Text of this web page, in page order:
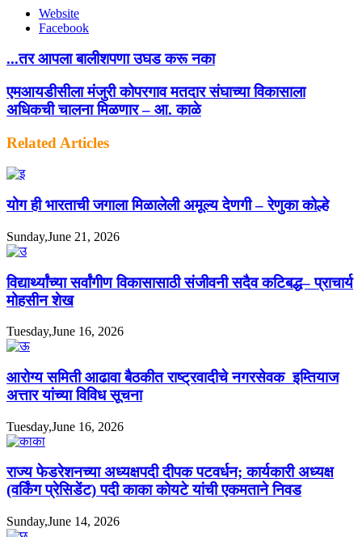
Website
Facebook
...तर आपला बालीशपणा उघड करू नका
एमआयडीसीला मंजुरी कोपरगाव मतदार संघाच्या विकासाला
अधिकची चालना मिळणार – आ. काळे
Related Articles
योग ही भारताची जगाला मिळालेली अमूल्य देणगी – रेणुका कोल्हे
Sunday,June 21, 2026
विद्यार्थ्यांच्या सर्वांगीण विकासासाठी संजीवनी सदैव कटिबद्ध– प्राचार्य
मोहसीन शेख
Tuesday,June 16, 2026
आरोग्य समिती आढावा बैठकीत राष्ट्रवादीचे नगरसेवक इम्तियाज
अत्तार यांच्या विविध सूचना
Tuesday,June 16, 2026
राज्य फेडरेशनच्या अध्यक्षपदी दीपक पटवर्धन; कार्यकारी अध्यक्ष
(वर्किंग प्रेसिडेंट) पदी काका कोयटे यांची एकमताने निवड
Sunday,June 14, 2026